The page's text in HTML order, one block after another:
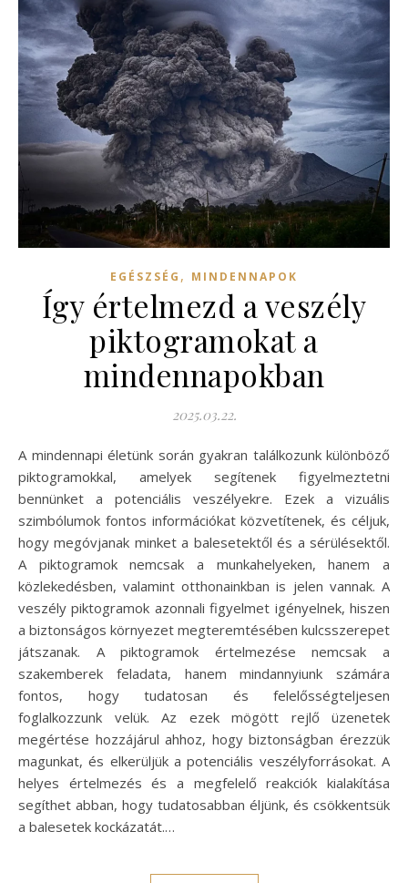
EGÉSZSÉG , MINDENNAPOK
Így értelmezd a veszély
piktogramokat a
mindennapokban
2025.03.22.
A mindennapi életünk során gyakran találkozunk különböző
piktogramokkal, amelyek segítenek figyelmeztetni
bennünket a potenciális veszélyekre. Ezek a vizuális
szimbólumok fontos információkat közvetítenek, és céljuk,
hogy megóvjanak minket a balesetektől és a sérülésektől.
A piktogramok nemcsak a munkahelyeken, hanem a
közlekedésben, valamint otthonainkban is jelen vannak. A
veszély piktogramok azonnali figyelmet igényelnek, hiszen
a biztonságos környezet megteremtésében kulcsszerepet
játszanak. A piktogramok értelmezése nemcsak a
szakemberek feladata, hanem mindannyiunk számára
fontos, hogy tudatosan és felelősségteljesen
foglalkozzunk velük. Az ezek mögött rejlő üzenetek
megértése hozzájárul ahhoz, hogy biztonságban érezzük
magunkat, és elkerüljük a potenciális veszélyforrásokat. A
helyes értelmezés és a megfelelő reakciók kialakítása
segíthet abban, hogy tudatosabban éljünk, és csökkentsük
a balesetek kockázatát.…